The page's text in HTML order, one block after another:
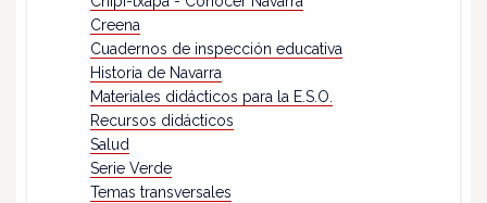
Creena
Cuadernos de inspección educativa
Historia de Navarra
Materiales didácticos para la E.S.O.
Recursos didácticos
Salud
Serie Verde
Temas transversales